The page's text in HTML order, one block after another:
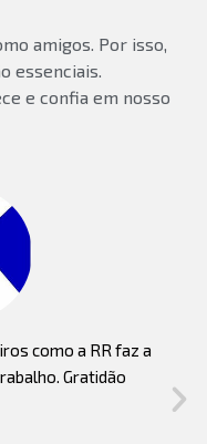
amigos. Por isso,
essenciais.
e confia em nosso
como a RR faz a
Gratidão